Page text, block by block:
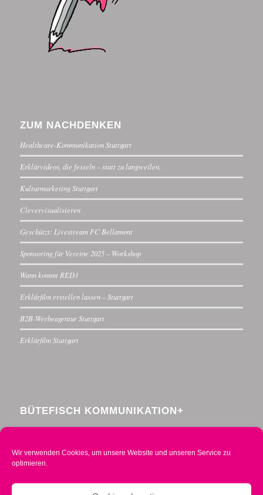
Wir verwenden Cookies, um unsere Website und unseren Service zu
optimieren.
ZUM NACHDENKEN
Healthcare-Kommunikation Stuttgart
Erklärvideos, die fesseln – statt zu langweilen.
Kulturmarketing Stuttgart
Clevervisualisieren
Geschützt: Livestream FC Bellamont
Sponsoring für Vereine 2025 – Workshop
Wann kommt RED3
Erklärfilm erstellen lassen – Stuttgart
B2B-Werbeagentur Stuttgart
Erklärfilm Stuttgart
BÜTEFISCH KOMMUNIKATION+
Menzelstraße 30
Telefon 0711 234376-0
info@buetefisch.de